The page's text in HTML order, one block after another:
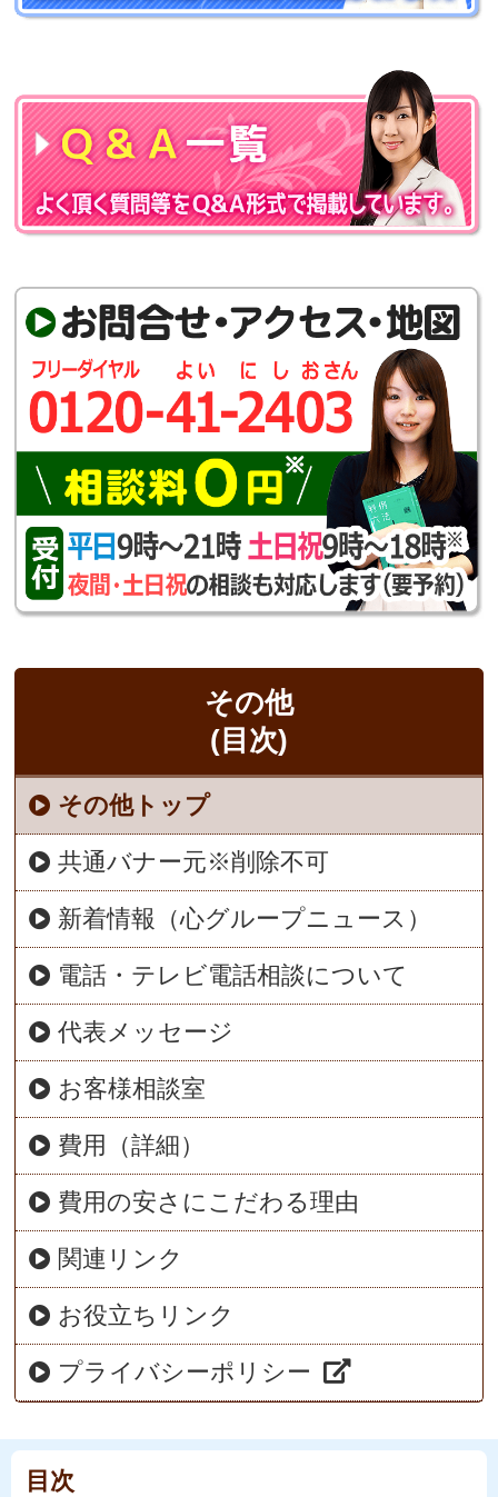
その他
(目次)
その他トップ
共通バナー元※削除不可
新着情報（心グループニュース）
電話・テレビ電話相談について
代表メッセージ
お客様相談室
費用（詳細）
費用の安さにこだわる理由
関連リンク
お役立ちリンク
プライバシーポリシー
目次